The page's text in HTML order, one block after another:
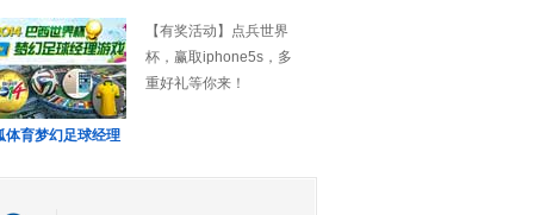
体育梦幻足球经理
【有奖活动】点兵世界
杯，赢取iphone5s，多
重好礼等你来！